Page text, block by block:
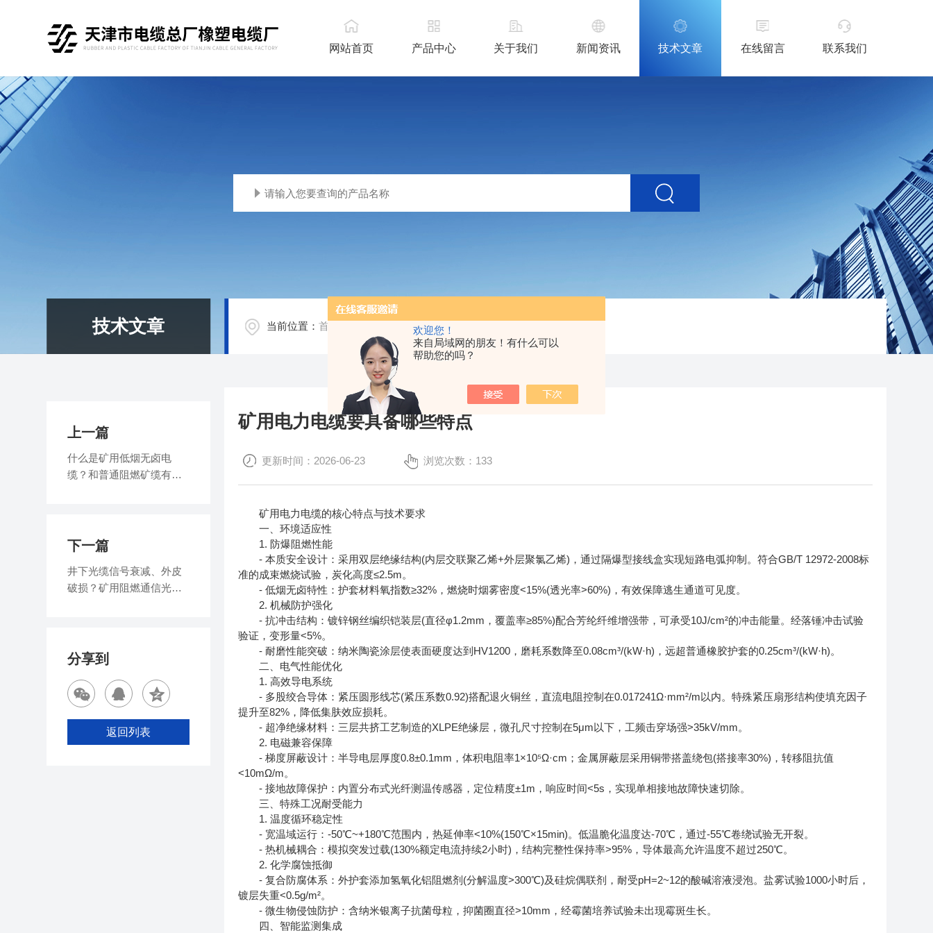
欢迎您！
来自局域网的朋友！有什么可以
帮助您的吗？
网站首页 产品中心 关于我们 新闻资讯 技术文章 在线留言 联系我们
技术文章 当前位置：首页 / 矿用电力电缆要具备哪些特点
矿用电力电缆要具备哪些特点
更新时间：2026-06-23 浏览次数：133
矿用电力电缆的核心特点与技术要求
一、环境适应性
1. 防爆阻燃性能
- 本质安全设计：采用双层绝缘结构(内层交联聚乙烯+外层聚氯乙烯)，通过隔爆型接线盒实现短路电弧抑制。符合GB/T 12972-2008标
准的成束燃烧试验，炭化高度≤2.5m。
- 低烟无卤特性：护套材料氧指数≥32%，燃烧时烟雾密度<15%(透光率>60%)，有效保障逃生通道可见度。
2. 机械防护强化
- 抗冲击结构：镀锌钢丝编织铠装层(直径φ1.2mm，覆盖率≥85%)配合芳纶纤维增强带，可承受10J/cm²的冲击能量。经落锤冲击试验
验证，变形量<5%。
- 耐磨性能突破：纳米陶瓷涂层使表面硬度达到HV1200，磨耗系数降至0.08cm³/(kW·h)，远超普通橡胶护套的0.25cm³/(kW·h)。
二、电气性能优化
1. 高效导电系统
- 多股绞合导体：紧压圆形线芯(紧压系数0.92)搭配退火铜丝，直流电阻控制在0.017241Ω·mm²/m以内。特殊紧压扇形结构使填充因子
提升至82%，降低集肤效应损耗。
- 超净绝缘材料：三层共挤工艺制造的XLPE绝缘层，微孔尺寸控制在5μm以下，工频击穿场强>35kV/mm。
2. 电磁兼容保障
- 梯度屏蔽设计：半导电层厚度0.8±0.1mm，体积电阻率1×10⁵Ω·cm；金属屏蔽层采用铜带搭盖绕包(搭接率30%)，转移阻抗值
<10mΩ/m。
- 接地故障保护：内置分布式光纤测温传感器，定位精度±1m，响应时间<5s，实现单相接地故障快速切除。
三、特殊工况耐受能力
1. 温度循环稳定性
- 宽温域运行：-50℃~+180℃范围内，热延伸率<10%(150℃×15min)。低温脆化温度达-70℃，通过-55℃卷绕试验无开裂。
- 热机械耦合：模拟突发过载(130%额定电流持续2小时)，结构完整性保持率>95%，导体最高允许温度不超过250℃。
2. 化学腐蚀抵御
- 复合防腐体系：外护套添加氢氧化铝阻燃剂(分解温度>300℃)及硅烷偶联剂，耐受pH=2~12的酸碱溶液浸泡。盐雾试验1000小时后，
镀层失重<0.5g/m²。
- 微生物侵蚀防护：含纳米银离子抗菌母粒，抑菌圈直径>10mm，经霉菌培养试验未出现霉斑生长。
四、智能监测集成
上一篇
什么是矿用低烟无卤电
缆？和普通阻燃矿缆有什
下一篇
井下光缆信号衰减、外皮
破损？矿用阻燃通信光缆
分享到
返回列表